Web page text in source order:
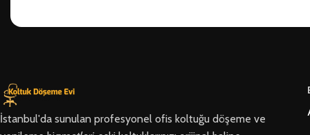
İstanbul'da sunulan profesyonel ofis koltuğu döşeme ve